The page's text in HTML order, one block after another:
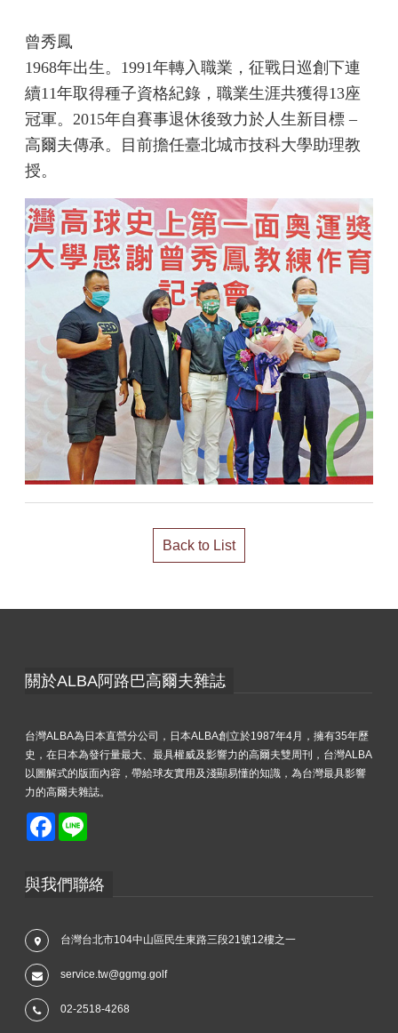
曾秀鳳
1968年出生。1991年轉入職業，征戰日巡創下連
續11年取得種子資格紀錄，職業生涯共獲得13座
冠軍。2015年自賽事退休後致力於人生新目標 –
高爾夫傳承。目前擔任臺北城市技科大學助理教
授。
Back to List
關於ALBA阿路巴高爾夫雜誌
台灣ALBA為日本直營分公司，日本ALBA創立於1987年4月，擁有35年歷
史，在日本為發行量最大、最具權威及影響力的高爾夫雙周刊，台灣ALBA
以圖解式的版面內容，帶給球友實用及淺顯易懂的知識，為台灣最具影響
力的高爾夫雜誌。
Facebook
與我們聯絡
台灣台北市104中山區民生東路三段21號12樓之一
service.tw@ggmg.golf
02-2518-4268